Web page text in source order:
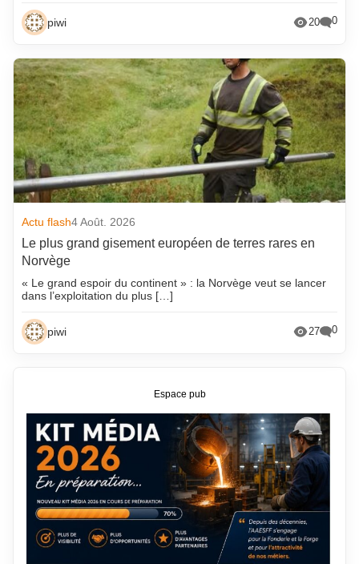
piwi 20 0
Actu flash4 Août. 2026
Le plus grand gisement européen de terres rares en
Norvège
« Le grand espoir du continent » : la Norvège veut se lancer
dans l’exploitation du plus […]
piwi 27 0
Espace pub